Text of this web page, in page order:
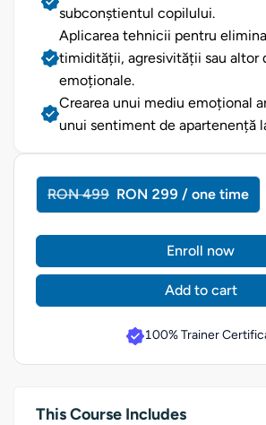
subconștientul copilului.
Aplicarea tehnicii pentru
timidității, agresivității sau altor
emoționale.
Crearea unui mediu emoțional
unui sentiment de apartenență
RON 499 RON 299 / one time
Enroll now
Add to cart
100% Trainer
This Course Includes